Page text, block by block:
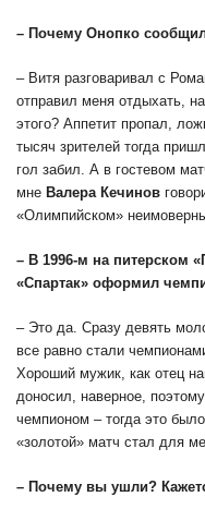
– Почему Онопко
– Витя разговаривал с
отправил меня отдыхать,
этого? Аппетит пропал,
тысяч зрителей тогда
гол забил. А в гостевом
мне Валера Кечинов
«Олимпийском»
– В 1996-м на питерском
«Спартак» оформил
– Это да. Сразу девять
все равно стали
Хороший мужик, как отец
доносил, наверное,
чемпионом – тогда это
«золотой» матч стал для
– Почему вы ушли?